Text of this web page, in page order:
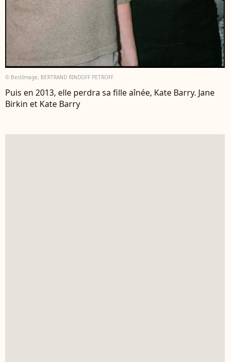
© BestImage, BERTRAND RINDOFF PETROFF
Puis en 2013, elle perdra sa fille aînée, Kate Barry. Jane
Birkin et Kate Barry